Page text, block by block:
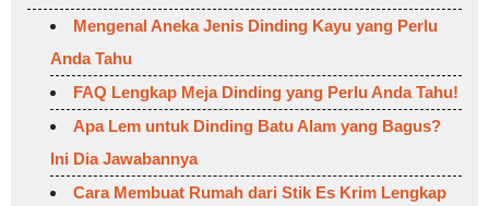
Mengenal Aneka Jenis Dinding Kayu yang Perlu
Anda Tahu
FAQ Lengkap Meja Dinding yang Perlu Anda Tahu!
Apa Lem untuk Dinding Batu Alam yang Bagus?
Ini Dia Jawabannya
Cara Membuat Rumah dari Stik Es Krim Lengkap